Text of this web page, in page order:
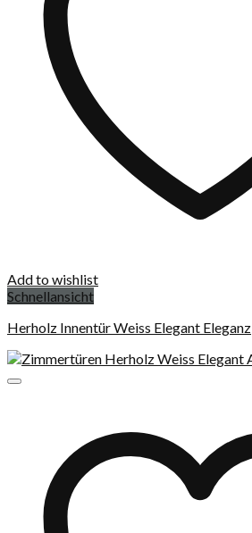
Add to wishlist
Schnellansicht
Herholz Innentür Weiss Elegant Eleganz